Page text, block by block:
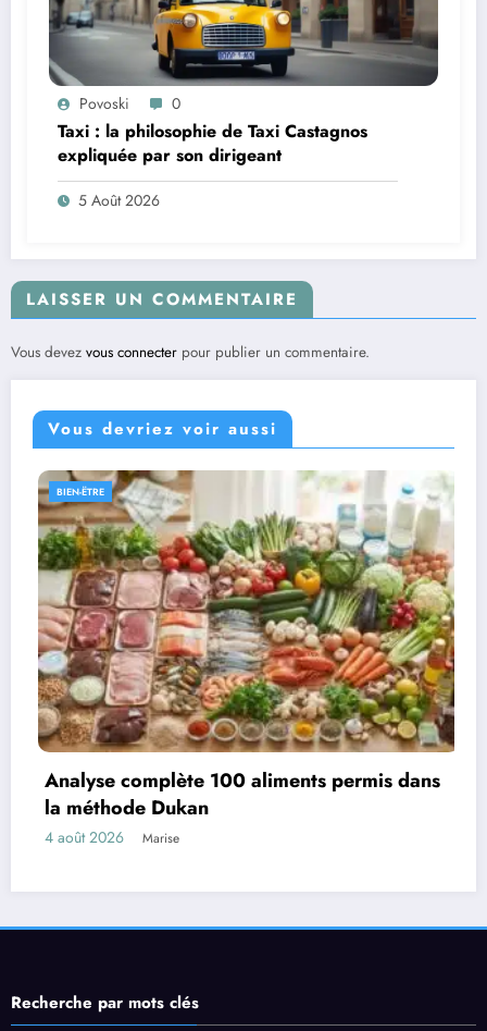
Povoski 0
Taxi : la philosophie de Taxi Castagnos
expliquée par son dirigeant
5 Août 2026
LAISSER UN COMMENTAIRE
Vous devez vous connecter pour publier un commentaire.
Vous devriez voir aussi
ËTRE
complète 100 aliments permis dans
Dukan
2026 Marise
Recherche par mots clés